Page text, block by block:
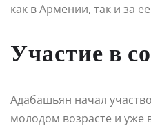
как в Армении, так и за
Участие в
Адабашьян начал
молодом возрасте и уже